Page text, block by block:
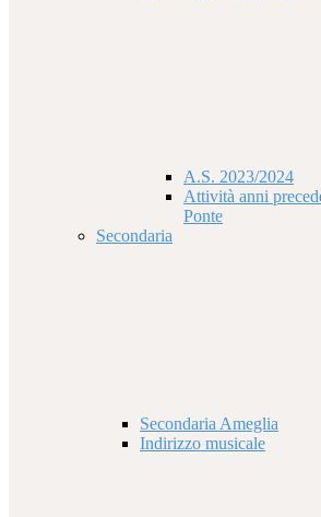
A.S. 2023/2024
Attività anni
Ponte
Secondaria
Secondaria Ameglia
Indirizzo musicale